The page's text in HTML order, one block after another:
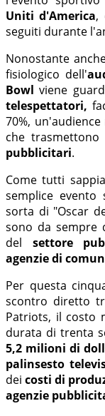
Uniti d'America,
seguiti durante
Nonostante
fisiologico dell'
Bowl viene
telespettatori,
70%,
che
pubblicitari.
Come tutti
semplice evento
sorta di "Oscar
sono da sempre
del settore
agenzie di
Per questa
scontro diretto
Patriots, il costo
durata di trenta
5,2 milioni di
palinsesto
deicosti di
agenzie